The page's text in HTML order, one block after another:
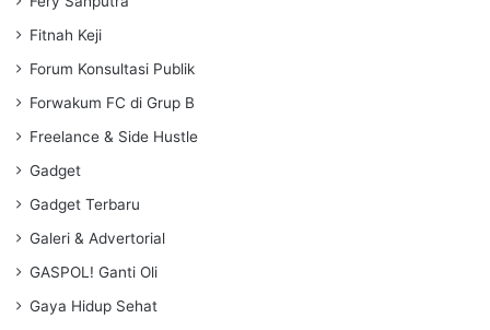
Fitnah Keji
Forum Konsultasi Publik
Forwakum FC di Grup B
Freelance & Side Hustle
Gadget
Gadget Terbaru
Galeri & Advertorial
GASPOL! Ganti Oli
Gaya Hidup Sehat